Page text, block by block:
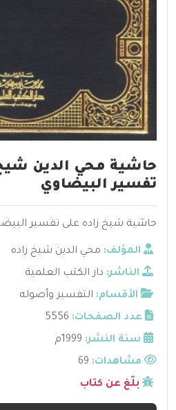
حاشية محي الدين
تفسير البيضاوي
حاشية شيخ زاده على تفسير
المؤلف: محي الدين شيخ زاده
الناشر: دار الكتب العلمية
الأقسام: التفسير وأصوله
عدد الصفحات: 5556
سنة النشر: 1999م
مشاهدات:
بلّغ عن كتاب